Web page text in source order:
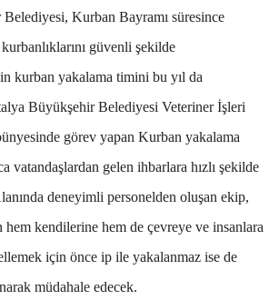
Kurban Bayramı süresince
güvenli şekilde
kurban yakalama timini bu yıl da
Büyükşehir Belediyesi Veteriner İşleri
görev yapan Kurban yakalama
vatandaşlardan gelen ihbarlara hızlı şekilde
deneyimli personelden oluşan ekip,
hem kendilerine hem de çevreye ve insanlara
için önce ip ile yakalanmaz ise de
müdahale edecek.